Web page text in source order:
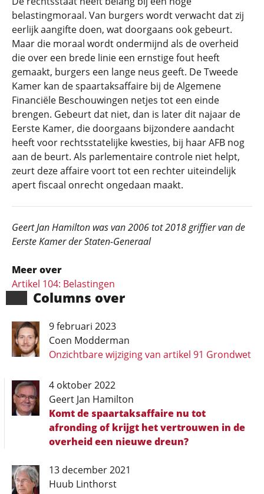
belastingmoraal. Van burgers wordt verwacht dat zij
eerlijk aangifte doen, wat doorgaans ook gebeurt.
Maar die moraal wordt ondermijnd als de overheid
die over een brede linie een ernstige fout heeft
gemaakt, burgers een lange neus geeft. De Tweede
Kamer kan de spaartaksaffaire bij de Algemene
Financiële Beschouwingen netjes tot een einde
brengen. Gebeurt dat niet, dan is later dit najaar de
Eerste Kamer, die doorgaans bijzondere aandacht
heeft voor rechtsstatelijke kwesties, bij haar AFB nog
aan de beurt. Als parlementaire controle niet helpt,
zeurt deze affaire voort tot een rechter uiteindelijk
apert fiscaal onrecht ongedaan maakt.
Geert Jan Hamilton was van 2006 tot 2018 griffier van de
Eerste Kamer der Staten-Generaal
Meer over
Artikel 104: Belastingen
Columns over
9 februari 2023
Coen Modderman
Onzichtbare wijziging van artikel 91 Grondwet
4 oktober 2022
Geert Jan Hamilton
Komt de spaartaksaffaire nu tot
afronding of krijgt het vertrouwen in de
overheid een nieuwe dreun?
13 december 2021
Huub Linthorst